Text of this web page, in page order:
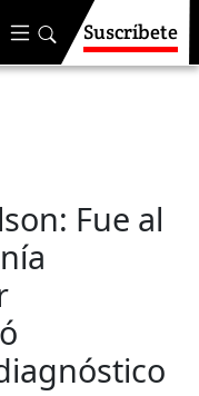
Suscríbete
Fue al